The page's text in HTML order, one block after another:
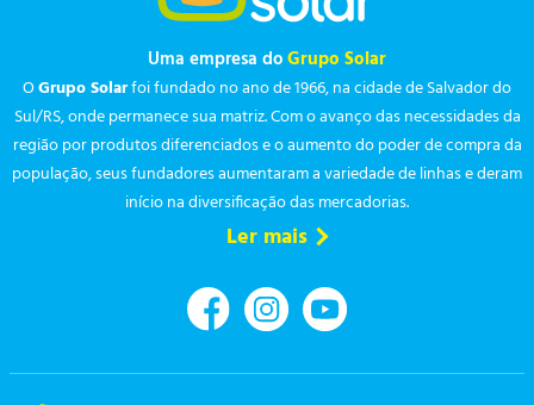
Uma empresa doGrupo Solar
OGrupo Solarfoi fundado no ano de 1966, na cidade de Salvador do
Sul/RS, onde permanece sua matriz. Com o avanço das necessidades da
região por produtos diferenciados e o aumento do poder de compra da
população, seus fundadores aumentaram a variedade de linhas e deram
início na diversificação das mercadorias.
Ler mais